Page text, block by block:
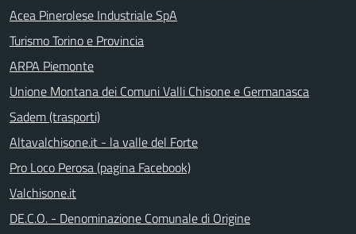
Acea Pinerolese Industriale SpA
Turismo Torino e Provincia
ARPA Piemonte
Unione Montana dei Comuni Valli Chisone e Germanasca
Sadem (trasporti)
Altavalchisone.it - la valle del Forte
Pro Loco Perosa (pagina Facebook)
Valchisone.it
DE.C.O. - Denominazione Comunale di Origine